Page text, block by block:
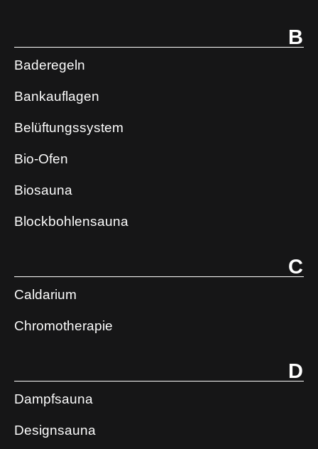
B
Baderegeln
Bankauflagen
Belüftungssystem
Bio-Ofen
Biosauna
Blockbohlensauna
C
Caldarium
Chromotherapie
D
Dampfsauna
Designsauna